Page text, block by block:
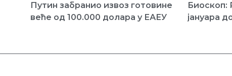
Путин забранио извоз готовине
веће од 100.000 долара у ЕАЕУ
Биоскоп:
јануара